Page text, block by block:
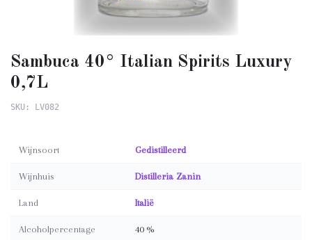
Sambuca 40° Italian Spirits Luxury
0,7L
SKU: LV082
Wijnsoort Gedistilleerd
Wijnhuis Distilleria Zanin
Land Italië
Alcoholpercentage 40 %